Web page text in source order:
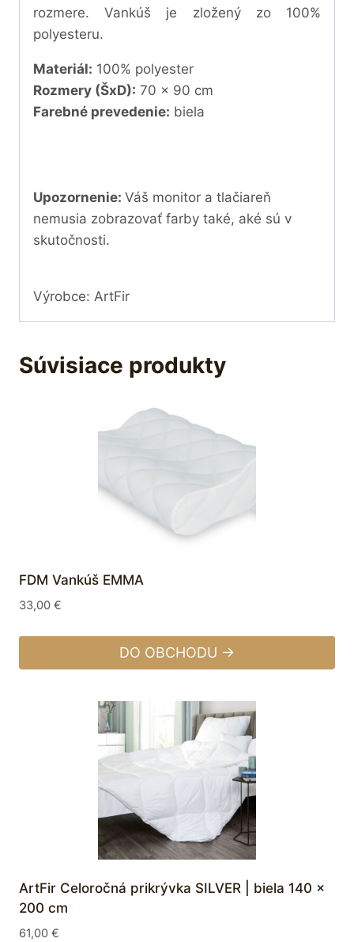
rozmere. Vankúš je zložený zo 100%
polyesteru.
Materiál: 100% polyester
Rozmery (ŠxD): 70 x 90 cm
Farebné prevedenie: biela
Upozornenie: Váš monitor a tlačiareň
nemusia zobrazovať farby také, aké sú v
skutočnosti.
Výrobce: ArtFir
Súvisiace produkty
FDM Vankúš EMMA
33,00 €
DO OBCHODU →
ArtFir Celoročná prikrývka SILVER | biela 140 x
200 cm
61,00 €